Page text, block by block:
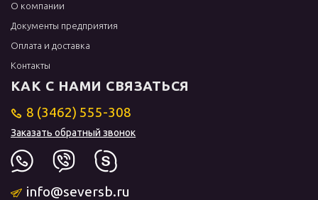
О компании
Документы предприятия
Оплата и доставка
Контакты
КАК С НАМИ СВЯЗАТЬСЯ
8 (3462) 555-308
Заказать обратный звонок
info@seversb.ru